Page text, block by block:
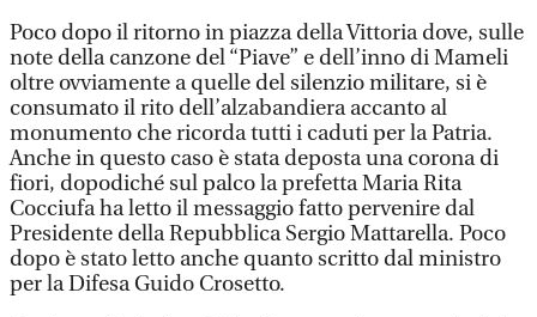
Poco dopo il ritorno in piazza della Vittoria dove, sulle
note della canzone del “Piave” e dell’inno di Mameli
oltre ovviamente a quelle del silenzio militare, si è
consumato il rito dell’alzabandiera accanto al
monumento che ricorda tutti i caduti per la Patria.
Anche in questo caso è stata deposta una corona di
fiori, dopodiché sul palco la prefetta Maria Rita
Cocciufa ha letto il messaggio fatto pervenire dal
Presidente della Repubblica Sergio Mattarella. Poco
dopo è stato letto anche quanto scritto dal ministro
per la Difesa Guido Crosetto.